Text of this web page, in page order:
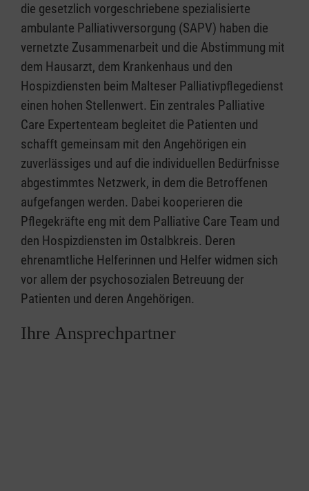
die gesetzlich vorgeschriebene spezialisierte
ambulante Palliativversorgung (SAPV) haben die
vernetzte Zusammenarbeit und die Abstimmung mit
dem Hausarzt, dem Krankenhaus und den
Hospizdiensten beim Malteser Palliativpflegedienst
einen hohen Stellenwert. Ein zentrales Palliative
Care Expertenteam begleitet die Patienten und
schafft gemeinsam mit den Angehörigen ein
zuverlässiges und auf die individuellen Bedürfnisse
abgestimmtes Netzwerk, in dem die Betroffenen
aufgefangen werden. Dabei kooperieren die
Pflegekräfte eng mit dem Palliative Care Team und
den Hospizdiensten im Ostalbkreis. Deren
ehrenamtliche Helferinnen und Helfer widmen sich
vor allem der psychosozialen Betreuung der
Patienten und deren Angehörigen.
Ihre Ansprechpartner